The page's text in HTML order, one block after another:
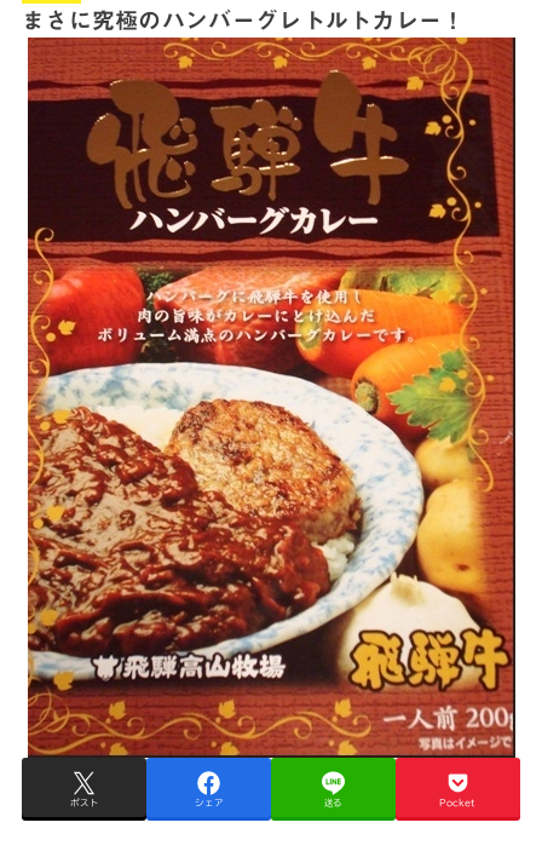
まさに究極のハンバーグレトルトカレー！
ポスト シェア 送る Pocket